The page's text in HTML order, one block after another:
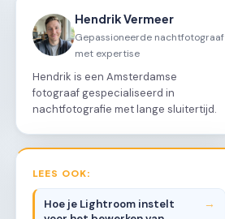
Hendrik Vermeer
Gepassioneerde nachtfotograaf
met expertise
Hendrik is een Amsterdamse
fotograaf gespecialiseerd in
nachtfotografie met lange sluitertijd.
LEES OOK:
Hoe je Lightroom instelt